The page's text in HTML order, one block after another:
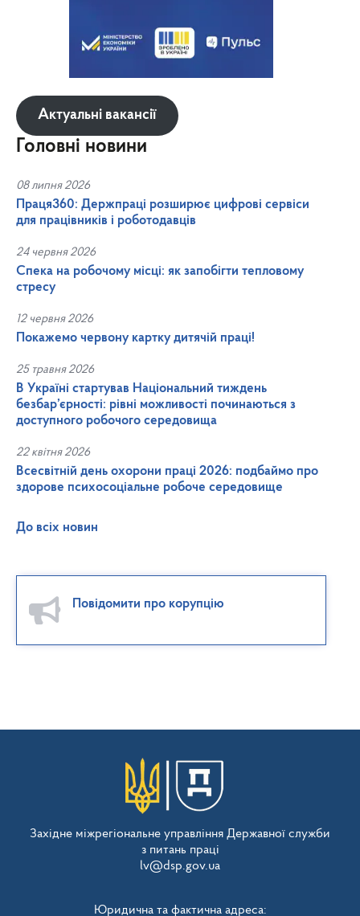
Актуальні вакансії
Головні новини
08 липня 2026
Праця360: Держпраці розширює цифрові сервіси
для працівників і роботодавців
24 червня 2026
Спека на робочому місці: як запобігти тепловому
стресу
12 червня 2026
Покажемо червону картку дитячій праці!
25 травня 2026
В Україні стартував Національний тиждень
безбар’єрності: рівні можливості починаються з
доступного робочого середовища
22 квітня 2026
Всесвітній день охорони праці 2026: подбаймо про
здорове психосоціальне робоче середовище
До всіх новин
Повідомити про корупцію
Західне міжрегіональне управління Державної служби
з питань праці
lv@dsp.gov.ua
Юридична та фактична адреса: